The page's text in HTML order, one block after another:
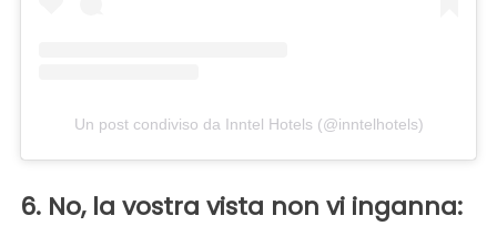
Un post condiviso da Inntel Hotels (@inntelhotels)
6. No, la vostra vista non vi inganna: